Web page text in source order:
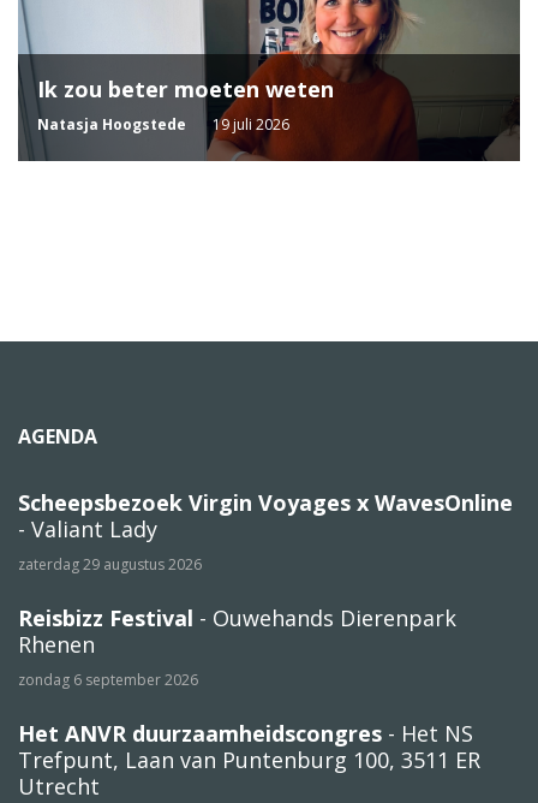
Ik zou beter moeten weten
Natasja Hoogstede 19 juli 2026
AGENDA
Scheepsbezoek Virgin Voyages x WavesOnline
- Valiant Lady
zaterdag 29 augustus 2026
Reisbizz Festival - Ouwehands Dierenpark
Rhenen
zondag 6 september 2026
Het ANVR duurzaamheidscongres - Het NS
Trefpunt, Laan van Puntenburg 100, 3511 ER
Utrecht